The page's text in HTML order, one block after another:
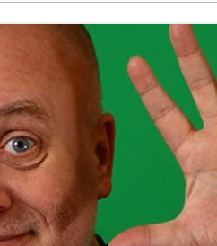
REFERENZEN ERFAHRUNGEN UND
NEWSLETTER
FAQ